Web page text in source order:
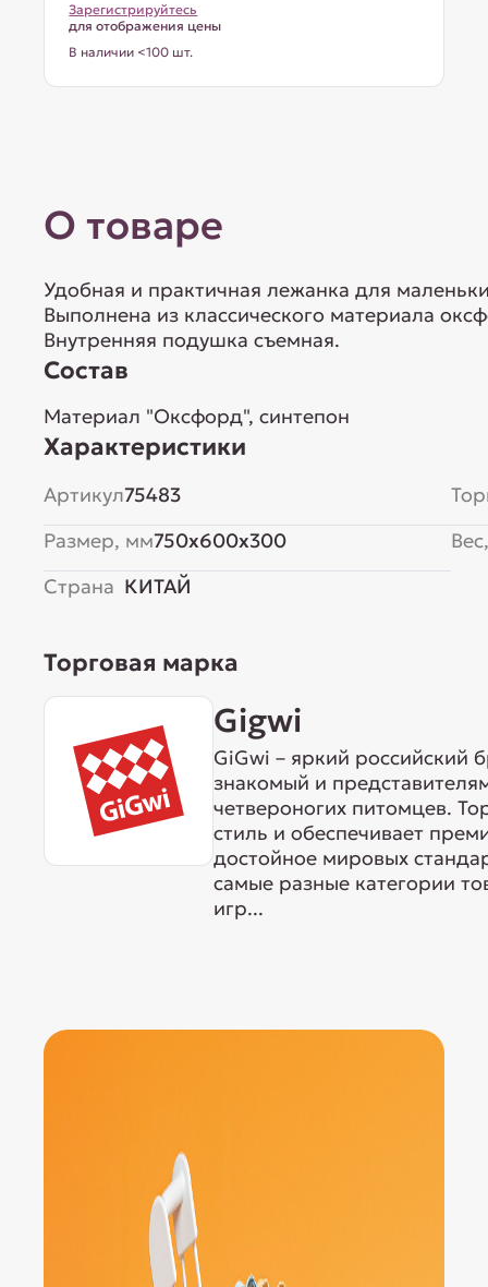
Зарегистрируйтесь
для отображения цены
В наличии <100 шт.
О товаре
Удобная и практичная лежанка для
Выполнена из классического материала
Внутренняя подушка съемная.
Состав
Материал "Оксфорд", синтепон
Характеристики
Артикул75483
Размер, мм750x600x300
Страна КИТАЙ
Торговая марка
Gigwi
GiGwi – яркий российский
знакомый и
четвероногих питомцев.
стиль и обеспечивает
достойное мировых
самые разные категории
игр...